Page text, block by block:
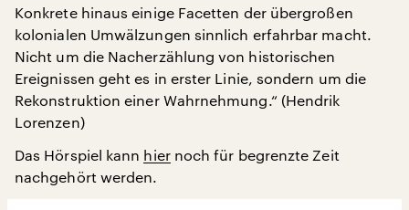
Konkrete hinaus einige Facetten der übergroßen
kolonialen Umwälzungen sinnlich erfahrbar macht.
Nicht um die Nacherzählung von historischen
Ereignissen geht es in erster Linie, sondern um die
Rekonstruktion einer Wahrnehmung.“ (Hendrik
Lorenzen)
Das Hörspiel kann hiernoch für begrenzte Zeit
nachgehört werden.